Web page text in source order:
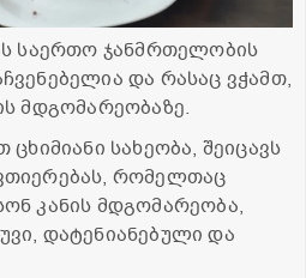
საერთო ჯანმრთელობის
და რასაც ვჭამთ,
მდგომარეობაზე.
სახეობა, შეიცავს
რომელთაც
კანის მდგომარეობა,
დატენიანებული და